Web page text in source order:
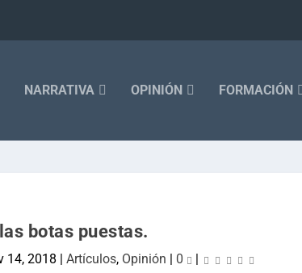
NARRATIVA OPINIÓN FORMACIÓN
botas puestas.
14, 2018 |Artículos, Opinión | 0 |